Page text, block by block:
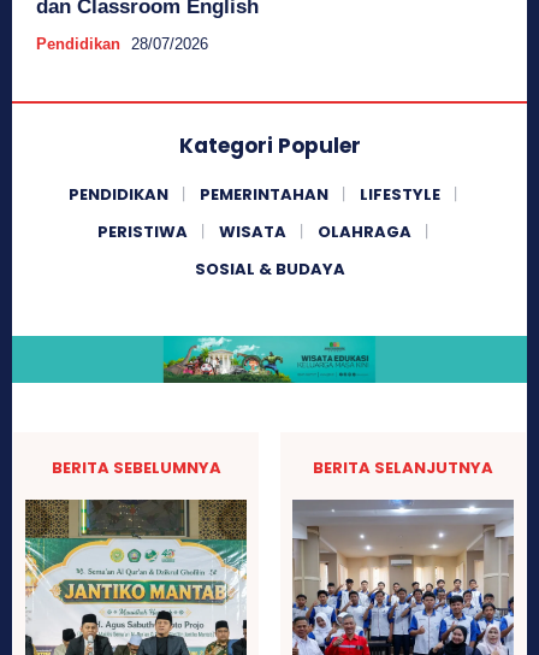
dan Classroom English
Pendidikan 28/07/2026
Kategori Populer
PENDIDIKAN PEMERINTAHAN
LIFESTYLE
PERISTIWA
WISATA
OLAHRAGA
SOSIAL & BUDAYA
BERITA SEBELUMNYA BERITA SELANJUTNYA